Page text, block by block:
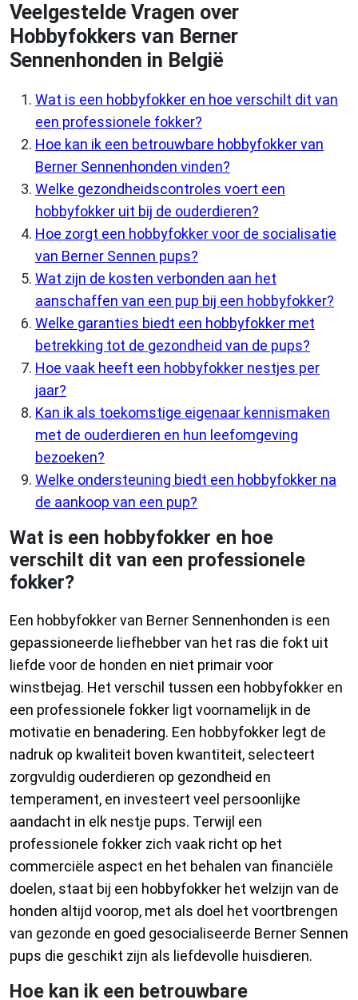
Veelgestelde Vragen over
Hobbyfokkers van Berner
Sennenhonden in België
Wat is een hobbyfokker en hoe verschilt dit van
een professionele fokker?
Hoe kan ik een betrouwbare hobbyfokker van
Berner Sennenhonden vinden?
Welke gezondheidscontroles voert een
hobbyfokker uit bij de ouderdieren?
Hoe zorgt een hobbyfokker voor de socialisatie
van Berner Sennen pups?
Wat zijn de kosten verbonden aan het
aanschaffen van een pup bij een hobbyfokker?
Welke garanties biedt een hobbyfokker met
betrekking tot de gezondheid van de pups?
Hoe vaak heeft een hobbyfokker nestjes per
jaar?
Kan ik als toekomstige eigenaar kennismaken
met de ouderdieren en hun leefomgeving
bezoeken?
Welke ondersteuning biedt een hobbyfokker na
de aankoop van een pup?
Wat is een hobbyfokker en hoe
verschilt dit van een professionele
fokker?
Een hobbyfokker van Berner Sennenhonden is een
gepassioneerde liefhebber van het ras die fokt uit
liefde voor de honden en niet primair voor
winstbejag. Het verschil tussen een hobbyfokker en
een professionele fokker ligt voornamelijk in de
motivatie en benadering. Een hobbyfokker legt de
nadruk op kwaliteit boven kwantiteit, selecteert
zorgvuldig ouderdieren op gezondheid en
temperament, en investeert veel persoonlijke
aandacht in elk nestje pups. Terwijl een
professionele fokker zich vaak richt op het
commerciële aspect en het behalen van financiële
doelen, staat bij een hobbyfokker het welzijn van de
honden altijd voorop, met als doel het voortbrengen
van gezonde en goed gesocialiseerde Berner Sennen
pups die geschikt zijn als liefdevolle huisdieren.
Hoe kan ik een betrouwbare